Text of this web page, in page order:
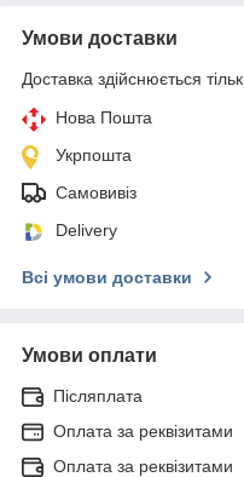
Умови доставки
Доставка здійснюється
Нова Пошта
Укрпошта
Самовивіз
Delivery
Всі умови доставки
Умови оплати
Післяплата
Оплата за реквізитами
Оплата за реквізитами